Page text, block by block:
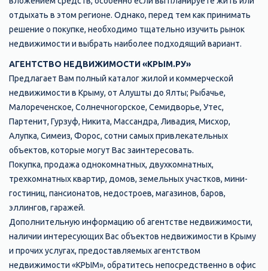
отдыхать в этом регионе. Однако, перед тем как принимать
решение о покупке, необходимо тщательно изучить рынок
недвижимости и выбрать наиболее подходящий вариант.
АГЕНТСТВО НЕДВИЖИМОСТИ «КРЫМ.РУ»
Предлагает Вам полный каталог жилой и коммерческой
недвижимости в Крыму, от Алушты до Ялты; Рыбачье,
Малореченское, Солнечногорское, Семидворье, Утес,
Партенит, Гурзуф, Никита, Массандра, Ливадия, Мисхор,
Алупка, Симеиз, Форос, сотни самых привлекательных
объектов, которые могут Вас заинтересовать.
Покупка, продажа однокомнатных, двухкомнатных,
трехкомнатных квартир, домов, земельных участков, мини-
гостиниц, пансионатов, недостроев, магазинов, баров,
эллингов, гаражей.
Дополнительную информацию об агентстве недвижимости,
наличии интересующих Вас объектов недвижимости в Крыму
и прочих услугах, предоставляемых агентством
недвижимости «КРЫМ», обратитесь непосредственно в офис